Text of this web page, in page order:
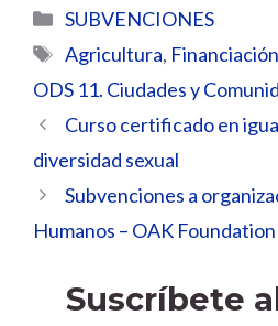
Categorías
SUBVENCIONES
Etiquetas
Agricultura, Financiación
ODS 11. Ciudades y
Curso certificado en
diversidad sexual
Subvenciones a
Humanos – OAK Foundation
Suscríbete